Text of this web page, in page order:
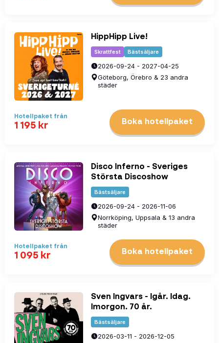
HippHipp Live!
Skrattfest Bästsäljare
2026-09-24 - 2027-04-25
Göteborg, Örebro & 23 andra
städer
Hotellpaket från
1 195 kr Boka hotellpaket
Disco Inferno - Sveriges
Största Discoshow
Bästsäljare
2026-09-24 - 2026-11-06
Norrköping, Uppsala & 13 andra
städer
Hotellpaket från
1 095 kr Boka hotellpaket
Sven Ingvars - Igår. Idag.
Imorgon. 70 år.
Bästsäljare
2026-03-11 - 2026-12-05